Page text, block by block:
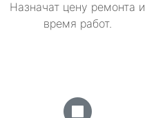
Назначат цену ремонта и
время работ.